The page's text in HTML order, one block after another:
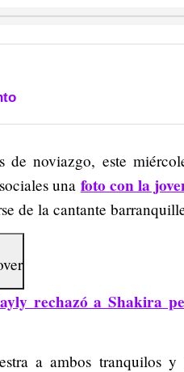
de noviazgo, este
una foto con la
de la cantante
rechazó a Shakira
a ambos tranquilos y